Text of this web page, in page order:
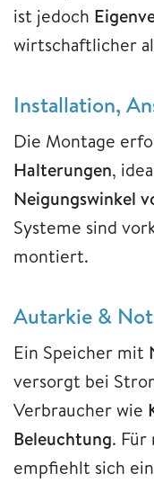
ist jedoch
wirtschaftlicher
Installation,
Die Montage
Halterungen,
Neigungswinkel
Systeme sind
montiert.
Autarkie &
Ein Speicher mit
versorgt bei
Verbraucher wie
Beleuchtung.
empfiehlt sich ein